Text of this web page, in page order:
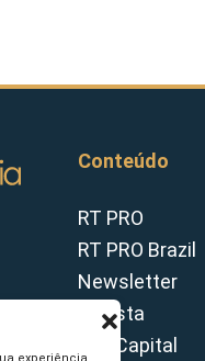
Conteúdo
RT PRO
RT PRO Brazil
Newsletter
Revista
Tax Capital